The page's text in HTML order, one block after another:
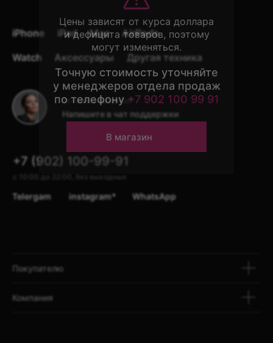
iPhone iPad Mac
AirPods
Watch
Другая техника
Аксессуары
+7 (902) 100-99-91
WhatsApp
Telergam instagram*
Остались вопросы?
Напишите в чат поддержки
Покупателю
Компания